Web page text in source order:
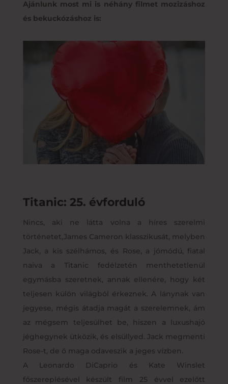
Ajánlunk most mi is néhány filmet mozizáshoz
és bekuckózáshoz is:
Titanic: 25. évforduló
Nincs, aki ne látta volna a híres szerelmi
történetet,James Cameron klasszikusát, melyben
Jack, a kis szélhámos, és Rose, a jómódú, fiatal
naiva a Titanic fedélzetén menthetetlenül
egymásba szeretnek, annak ellenére, hogy két
teljesen külön világból érkeznek. A lánynak van
jegyese, mégis átadja magát a szerelemnek, ám
az mégsem teljesülhet be, hiszen a luxushajó
jéghegynek ütközik, és elsüllyed. Jack megmenti
Rose-t, de ő maga odaveszik a jeges vízben.
A Leonardo DiCaprio és Kate Winslet
főszereplésével készült film 25 évvel ezelőtt